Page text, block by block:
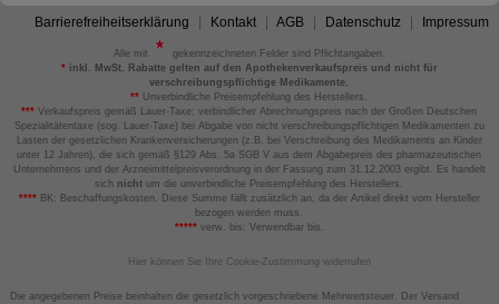
Barrierefreiheitserklärung Kontakt AGB Datenschutz Impressum
Alle mit
gekennzeichneten Felder sind Pflichtangaben.
*inkl. MwSt. Rabatte gelten auf den Apothekenverkaufspreis und nicht für
verschreibungspflichtige Medikamente.
** Unverbindliche Preisempfehlung des Herstellers.
*** Verkaufspreis gemäß Lauer-Taxe; verbindlicher Abrechnungspreis nach der Großen Deutschen
Spezialitätentaxe (sog. Lauer-Taxe) bei Abgabe von nicht verschreibungspflichtigen Medikamenten zu
Lasten der gesetzlichen Krankenversicherungen (z.B. bei Verschreibung des Medikaments an Kinder
unter 12 Jahren), die sich gemäß §129 Abs. 5a SGB V aus dem Abgabepreis des pharmazeutischen
Unternehmens und der Arzneimittelpreisverordnung in der Fassung zum 31.12.2003 ergibt. Es handelt
sich nicht um die unverbindliche Preisempfehlung des Herstellers.
****BK: Beschaffungskosten. Diese Summe fällt zusätzlich an, da der Artikel direkt vom Hersteller
bezogen werden muss.
*****verw. bis: Verwendbar bis.
Hier können Sie Ihre Cookie-Zustimmung widerrufen
Die angegebenen Preise beinhalten die gesetzlich vorgeschriebene Mehrwertsteuer. Der Versand